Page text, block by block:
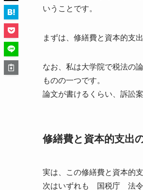
いうことです。
まずは、修繕費と資本的支
なお、私は大学院で税法の
ものの一つです。
論文が書けるくらい、訴訟
修繕費と資本的支出
実は、この修繕費と資本的
次はいずれも 国税庁 法